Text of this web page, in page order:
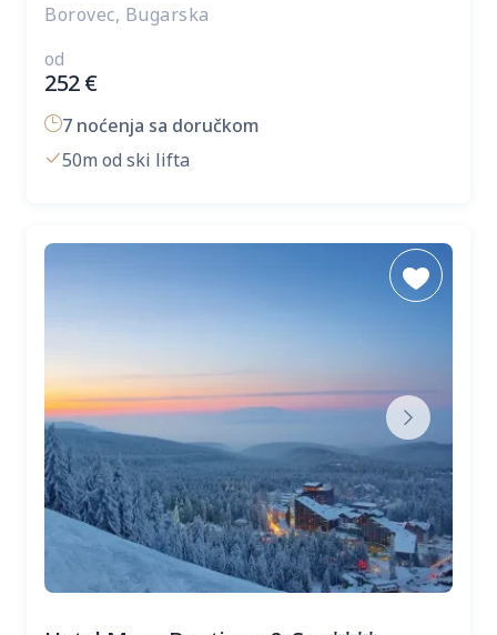
Borovec, Bugarska
od
252 €
7 noćenja sa doručkom
50m od ski lifta